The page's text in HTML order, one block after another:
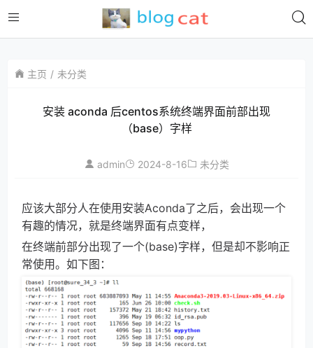
主页 未分类
安装 aconda 后centos系统终端界面前部出现
（base）字样
admin 2024-8-16 未分类
应该大部分人在使用安装Aconda了之后，会出现一个
有趣的情况，就是终端界面有点变样，
在终端前部分出现了一个(base)字样，但是却不影响正
常使用。如下图：